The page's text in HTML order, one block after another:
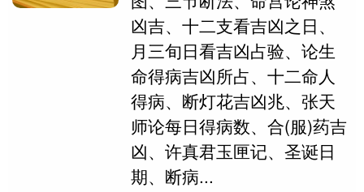
凶吉、十二支看吉凶之日、
月三旬日看吉凶占验、论生
命得病吉凶所占、十二命人
得病、断灯花吉凶兆、张天
师论每日得病数、合(服)药吉
凶、许真君玉匣记、圣诞日
期、断病...